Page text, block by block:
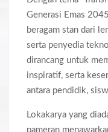
Generasi Emas
beragam stan dari
serta penyedia
dirancang untuk
inspiratif, serta
antara pendidik,
Lokakarya yang
pameran